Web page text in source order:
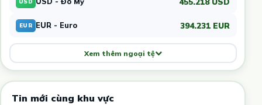
EUR EUR - Euro 394.231 EUR
Xem thêm ngoại tệ
Tin mới cùng khu vực